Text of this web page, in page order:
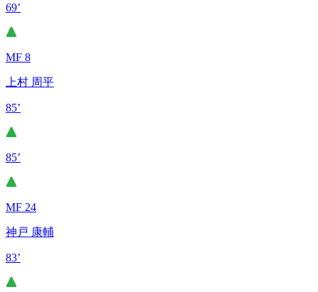
69’
MF 8
上村 周平
85’
85’
MF 24
神戸 康輔
83’